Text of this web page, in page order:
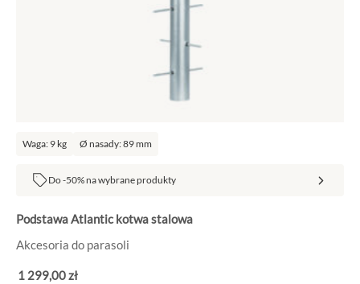
Waga: 9 kg Ø nasady: 89 mm
Do -50% na wybrane produkty
Podstawa Atlantic kotwa stalowa
Akcesoria do parasoli
1 299,00zł